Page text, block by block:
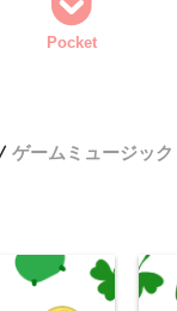
Pocket
ゲームミュージック